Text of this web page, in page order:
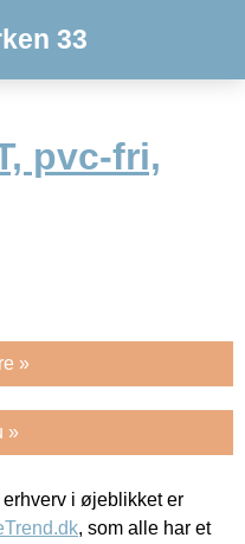
33
pvc-fri,
»
»
i øjeblikket er
, som alle har et